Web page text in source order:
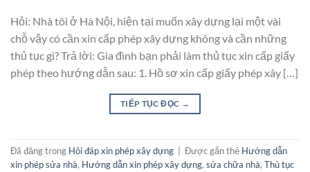
Hỏi: Nhà tôi ở Hà Nội, hiện tại muốn xây dựng lại một vài
chỗ vậy có cần xin cấp phép xây dựng không và cần những
thủ tục gì? Trả lời: Gia đình bạn phải làm thủ tục xin cấp giấy
phép theo hướng dẫn sau: 1. Hồ sơ xin cấp giấy phép xây […]
TIẾP TỤC ĐỌC →
Đã đăng trong Hỏi đáp xin phép xây dựng Được gắn thẻ Hướng dẫn
xin phép sửa nhà, Hướng dẫn xin phép xây dựng, sửa chữa nhà, Thủ tục